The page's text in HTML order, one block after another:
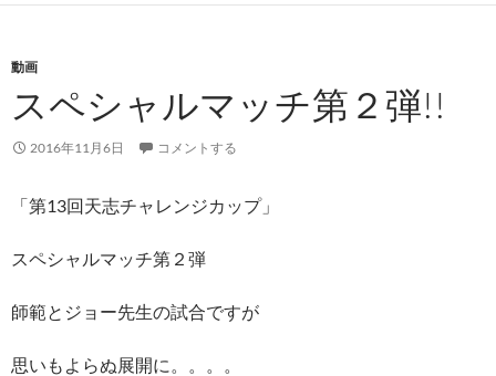
動画
スペシャルマッチ第２弾!!
2016年11月6日 コメントする
「第13回天志チャレンジカップ」
スペシャルマッチ第２弾
師範とジョー先生の試合ですが
思いもよらぬ展開に。。。。